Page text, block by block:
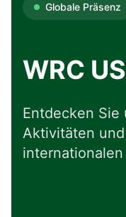
Globale Präsenz
WRC
Entdecken Sie
Aktivitäten